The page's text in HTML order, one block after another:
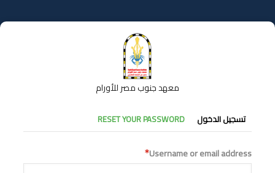
إلى
المحتوى
معهد جنوب مصر للأورام
التبويبات
الأساسية
تسجيل الدخول RESET YOUR PASSWORD
Username or email address